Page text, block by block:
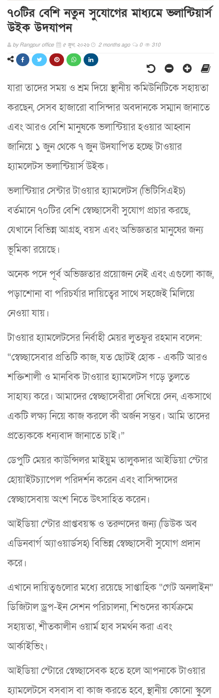
৭০টির বেশি নতুন সুযোগের মাধ্যমে ভলান্টিয়ার্স
উইক উদযাপন
byRangpur office ৫ জুন, ২০২৬ 2 months ago 0 310
যারা তাদের সময় ও শ্রম দিয়ে স্থানীয় কমিউনিটিকে সহায়তা
করছেন, সেসব হাজারো বাসিন্দার অবদানকে সম্মান জানাতে
এবং আরও বেশি মানুষকে ভলান্টিয়ার হওয়ার আহ্বান
জানিয়ে ১ জুন থেকে ৭ জুন উদযাপিত হচ্ছে টাওয়ার
হ্যামলেটস ভলান্টিয়ার্স উইক।
ভলান্টিয়ার সেন্টার টাওয়ার হ্যামলেটস (ভিটিসিএইচ)
বর্তমানে ৭০টির বেশি স্বেচ্ছাসেবী সুযোগ প্রচার করছে,
যেখানে বিভিন্ন আগ্রহ, বয়স এবং অভিজ্ঞতার মানুষের জন্য
ভূমিকা রয়েছে।
অনেক পদে পূর্ব অভিজ্ঞতার প্রয়োজন নেই এবং এগুলো কাজ,
পড়াশোনা বা পরিচর্যার দায়িত্বের সাথে সহজেই মিলিয়ে
নেওয়া যায়।
টাওয়ার হ্যামলেটসের নির্বাহী মেয়র লুতফুর রহমান বলেন:
“স্বেচ্ছাসেবার প্রতিটি কাজ, যত ছোটই হোক - একটি আরও
শক্তিশালী ও মানবিক টাওয়ার হ্যামলেটস গড়ে তুলতে
সাহায্য করে। আমাদের স্বেচ্ছাসেবীরা দেখিয়ে দেন, একসাথে
একটি লক্ষ্য নিয়ে কাজ করলে কী অর্জন সম্ভব। আমি তাদের
প্রত্যেককে ধন্যবাদ জানাতে চাই।”
ডেপুটি মেয়র কাউন্সিলর মাইয়ুম তালুকদার আইডিয়া স্টোর
হোয়াইটচ্যাপেল পরিদর্শন করেন এবং বাসিন্দাদের
স্বেচ্ছাসেবায় অংশ নিতে উৎসাহিত করেন।
আইডিয়া স্টোর প্রাপ্তবয়স্ক ও তরুণদের জন্য (ডিউক অব
এডিনবার্গ অ্যাওয়ার্ডসহ) বিভিন্ন স্বেচ্ছাসেবী সুযোগ প্রদান
করে।
এখানে দায়িত্বগুলোর মধ্যে রয়েছে সাপ্তাহিক “গেট অনলাইন”
ডিজিটাল ড্রপ-ইন সেশন পরিচালনা, শিশুদের কার্যক্রমে
সহায়তা, শীতকালীন ওয়ার্ম হাব সমর্থন করা এবং
আর্কাইভিং।
আইডিয়া স্টোরে স্বেচ্ছাসেবক হতে হলে আপনাকে টাওয়ার
হ্যামলেটসে বসবাস বা কাজ করতে হবে, স্থানীয় কোনো স্কুলে